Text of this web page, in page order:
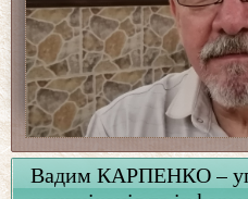
Вадим КАРПЕНКО –